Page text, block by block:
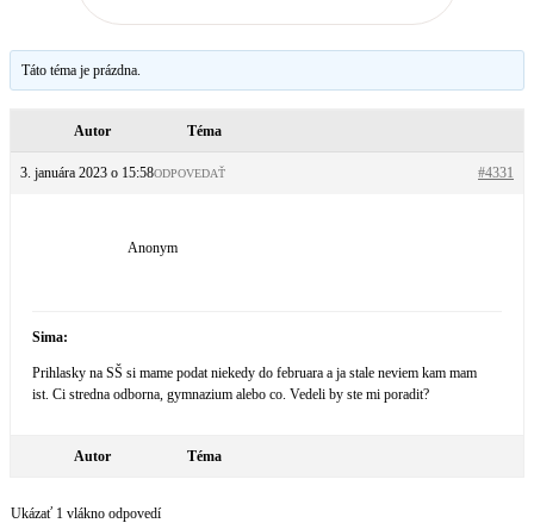
Táto téma je prázdna.
Autor Téma
3. januára 2023 o 15:58 #4331
ODPOVEDAŤ
Anonym
Sima:
Prihlasky na SŠ si mame podat niekedy do februara a ja stale neviem kam mam
ist. Ci stredna odborna, gymnazium alebo co. Vedeli by ste mi poradit?
Autor Téma
Ukázať 1 vlákno odpovedí